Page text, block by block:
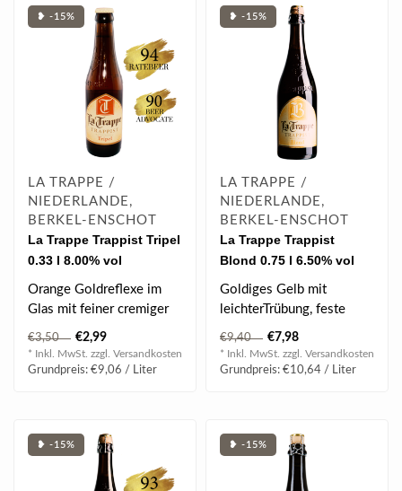
❥ -15%
LA TRAPPE /
NIEDERLANDE,
BERKEL-ENSCHOT
La Trappe Trappist Tripel
0.33 l 8.00% vol
Orange Goldreflexe im
Glas mit feiner cremiger
Schaumkrone, in der Nase
malzig-..
€3,50 €2,99
* Inkl. MwSt. zzgl. Versandkosten
Grundpreis: €9,06 / Liter
❥ -15%
LA TRAPPE /
NIEDERLANDE,
BERKEL-ENSCHOT
La Trappe Trappist
Blond 0.75 l 6.50% vol
Goldiges Gelb mit
leichterTrübung, feste
Schaumkrone, schöne
Fruchtanklänge m..
€9,40 €7,98
* Inkl. MwSt. zzgl. Versandkosten
Grundpreis: €10,64 / Liter
❥ -15% ❥ -15%